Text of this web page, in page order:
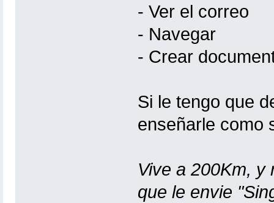
- Ver el correo
- Navegar
- Crear
Si le tengo que
enseñarle como
Vive a 200Km, y
que le envie